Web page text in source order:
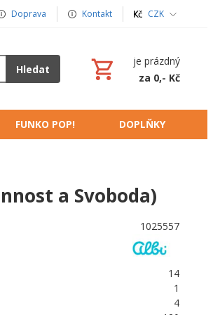
Doprava Kontakt CZK
Hledat
je prázdný
za 0,- Kč
FUNKO POP! DOPLŇKY
a Svoboda)
1025557
14
1
4